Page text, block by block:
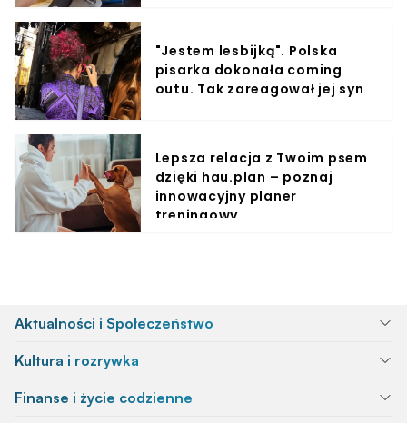
"Jestem lesbijką". Polska
pisarka dokonała coming
outu. Tak zareagował jej syn
Lepsza relacja z Twoim psem
dzięki hau.plan – poznaj
innowacyjny planer
treningowy
Aktualności i Społeczeństwo
Kultura i rozrywka
Finanse i życie codzienne